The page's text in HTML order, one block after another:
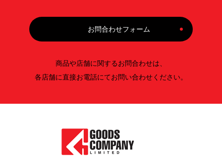
お問合わせフォーム
商品や店舗に関するお問合わせは、
各店舗に直接お電話にてお問い合わせください。